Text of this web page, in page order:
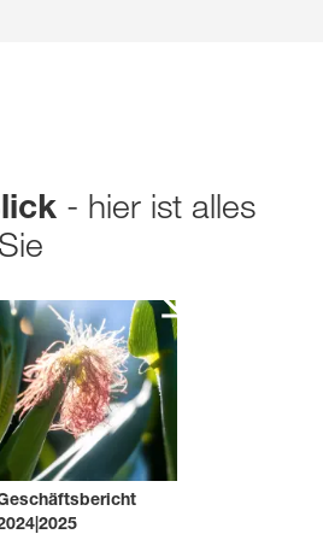
- hier ist alles